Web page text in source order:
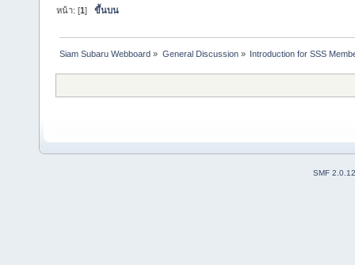
หน้า: [1]ขึ้นบน
Siam Subaru Webboard » General Discussion» Introduction for SSS
SMF 2.0.12